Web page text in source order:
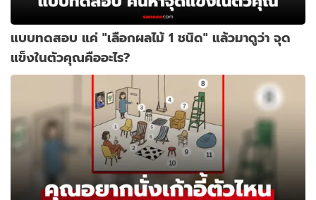
แบบทดสอบ แค่ "เลือกผลไม้ 1 ชนิด" แล้วมาดูว่า จุด
แข็งในตัวคุณคืออะไร?